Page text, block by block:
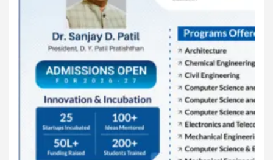
संपर्क-9420939699
पाेलीस मित्र.. शासन मित्र... समाज मित्र बना
पाँझिटीव्ह वाँच युथ असाेशिएनची संकल्पना-पाेलीस मित्र... शासन मित्र...
समाज मित्र चे सभासद बना.. संपर्क अनिकेत बिराडे-8262891115